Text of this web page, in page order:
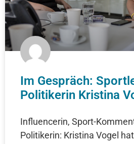
Im Gespräch:
Politikerin Kristina
Influencerin, Sport-
Politikerin: Kristina Vogel